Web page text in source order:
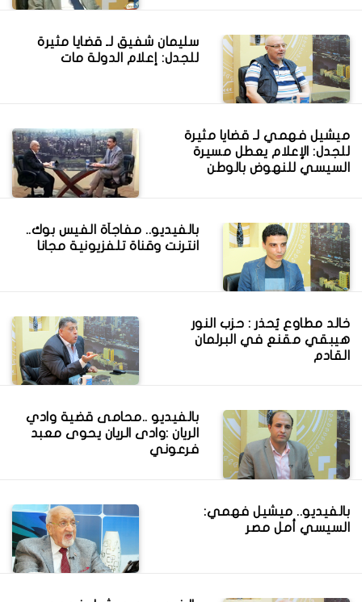
سليمان شفيق لـ قضايا مثيرة
للجدل: إعلام الدولة مات
ميشيل فهمي لـ قضايا مثيرة
للجدل: الإعلام يعطل مسيرة
السيسي للنهوض بالوطن
بالفيديو.. مفاجأة الفيس بوك..
انترنت وقناة تلفزيونية مجانا
خالد مطاوع يُحذر : حزب النور
هيبقي مقنع في البرلمان
القادم
بالفيديو ..محامى قضية وادي
الريان :وادى الريان يحوى معبد
فرعوني
بالفيديو.. ميشيل فهمي:
السيسي أمل مصر